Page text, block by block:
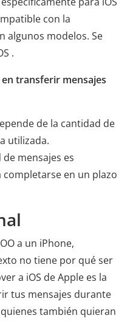
con la
algunos modelos. Se
.
transferir mensajes
de la cantidad de
utilizada.
mensajes es
en un plazo
a un iPhone,
no tiene por qué ser
a iOS de Apple es la
tus mensajes durante
también quieran